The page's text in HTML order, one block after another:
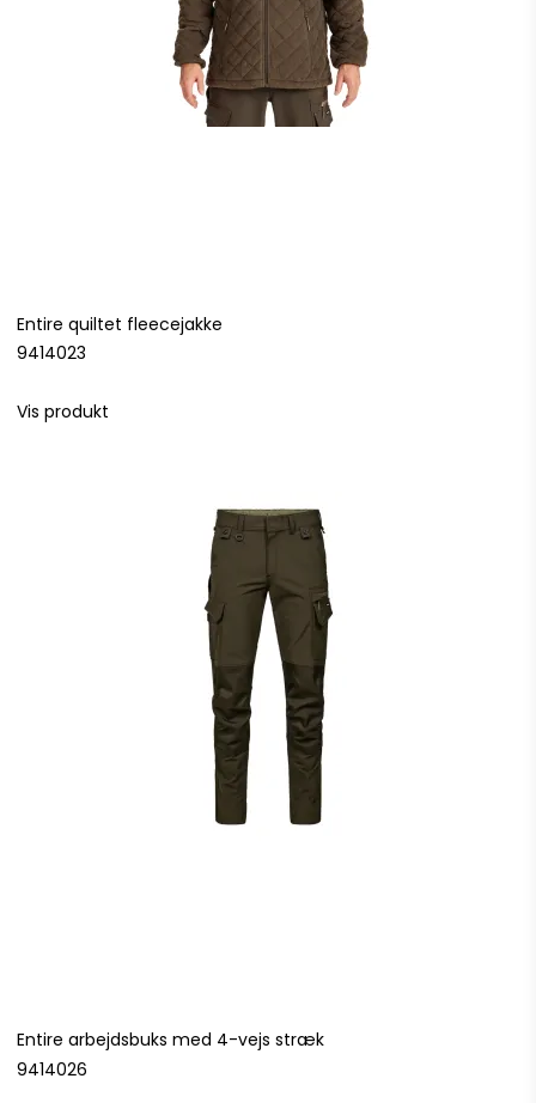
Entire quiltet fleecejakke
9414023
Vis produkt
Entire arbejdsbuks med 4-vejs stræk
9414026